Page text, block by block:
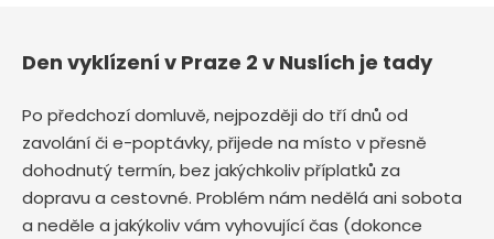
Den vyklízení v Praze 2 v Nuslích je tady
Po předchozí domluvě, nejpozději do tří dnů od
zavolání či e-poptávky, přijede na místo v přesně
dohodnutý termín, bez jakýchkoliv příplatků za
dopravu a cestovné. Problém nám nedělá ani sobota
a neděle a jakýkoliv vám vyhovující čas (dokonce